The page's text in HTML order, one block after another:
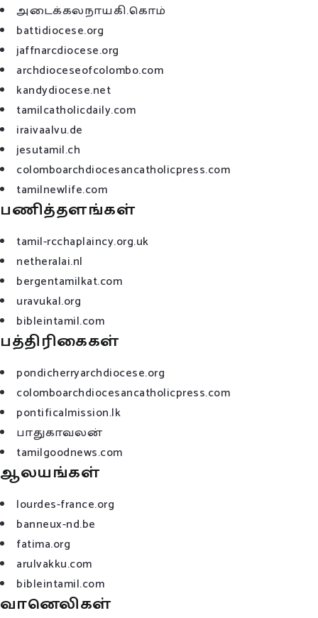
அடைக்கலநாயகி.கொம்
battidiocese.org
jaffnarcdiocese.org
archdioceseofcolombo.com
kandydiocese.net
tamilcatholicdaily.com
iraivaalvu.de
jesutamil.ch
colomboarchdiocesancatholicpress.com
tamilnewlife.com
பணித்தளங்கள்
tamil-rcchaplaincy.org.uk
netheralai.nl
bergentamilkat.com
uravukal.org
bibleintamil.com
பத்திரிகைகள்
pondicherryarchdiocese.org
colomboarchdiocesancatholicpress.com
pontificalmission.lk
பாதுகாவலன்
tamilgoodnews.com
ஆலயங்கள்
lourdes-france.org
banneux-nd.be
fatima.org
arulvakku.com
bibleintamil.com
வானெலிகள்